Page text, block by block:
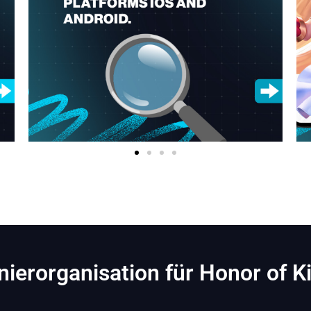
für Honor of